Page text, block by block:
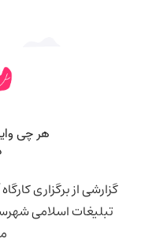
از برگزاری کارگاه
اسلامی شهرستان
مهدی